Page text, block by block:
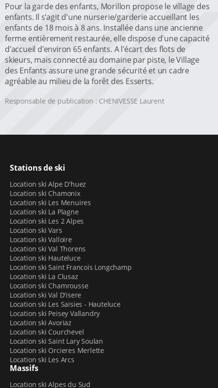
Pour la garde des enfants, Morillon propose le village des
enfants. Il s'agit d'une nurserie/garderie accueillant les
enfants de 18 mois à 8 ans. Installée dans une ancienne
ferme entièrement restaurée, elle dispose d'une capacité
d'accueil d'environ 65 enfants. A l'écart des flots de
skieurs, mais connecté au domaine par piste, le Village
des Enfants assure une grande sécurité et un cadre
agréable au milieu de la forêt des Esserts.
Responsable de publication : CHENIVESSE Laurent
Stations de ski
Location ski Alpe D'huez
Location ski Chamonix
Location ski Les Menuires
Location ski La Plagne
Location ski Les 2 Alpes
Location ski Vars
Location ski Valloire
Location ski Val Thorens
Location ski Hauteluce
Location ski Saint Francois Longchamp
Location ski La Clusaz
Location ski Chamrousse
Location ski Val D'isere
Location ski Les Saisies - Hauteluce
Location ski Peisey Vallandry
Location ski Avoriaz
Location ski Courchevel
Location ski Saint Lary Soulan
Location ski Orcieres Merlette
Location ski Les Arcs
Massifs
Location ski Alpes du Sud